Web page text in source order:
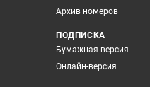
Архив номеров
ПОДПИСКА
Бумажная версия
Онлайн-версия